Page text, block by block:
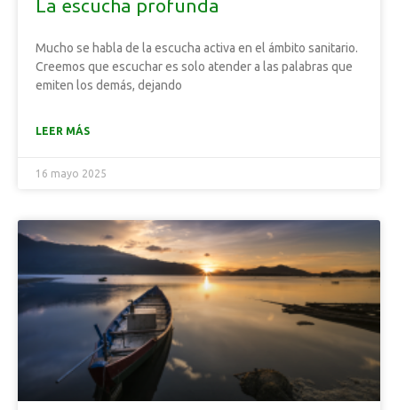
La escucha profunda
Mucho se habla de la escucha activa en el ámbito sanitario.
Creemos que escuchar es solo atender a las palabras que
emiten los demás, dejando
LEER MÁS
16 mayo 2025